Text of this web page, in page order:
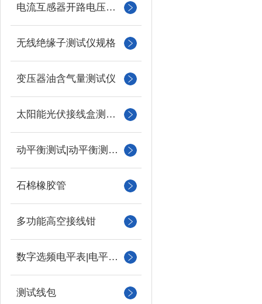
电流互感器开路电压测试仪
无线绝缘子测试仪规格
变压器油含气量测试仪
太阳能光伏接线盒测试仪
动平衡测试|动平衡测量仪
石棉橡胶管
多功能高空接线钳
数字选频电平表|电平振荡器
测试线包